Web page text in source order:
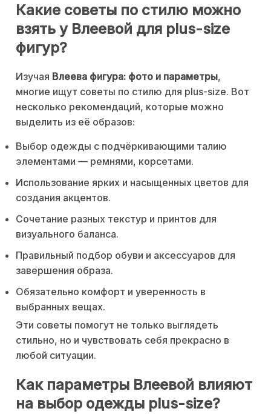
Какие советы по стилю можно
взять у Влеевой для plus-size
фигур?
Изучая Влеева фигура: фото и параметры,
многие ищут советы по стилю для plus-size. Вот
несколько рекомендаций, которые можно
выделить из её образов:
Выбор одежды с подчёркивающими талию
элементами — ремнями, корсетами.
Использование ярких и насыщенных цветов для
создания акцентов.
Сочетание разных текстур и принтов для
визуального баланса.
Правильный подбор обуви и аксессуаров для
завершения образа.
Обязательно комфорт и уверенность в
выбранных вещах.
Эти советы помогут не только выглядеть
стильно, но и чувствовать себя прекрасно в
любой ситуации.
Как параметры Влеевой влияют
на выбор одежды plus-size?